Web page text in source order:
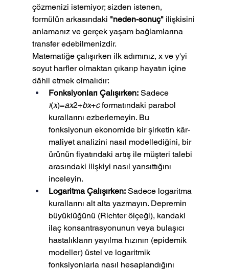
çözmenizi istemiyor; sizden istenen,
formülün arkasındaki "neden-sonuç" ilişkisini
anlamanız ve gerçek yaşam bağlamlarına
transfer edebilmenizdir.
Matematiğe çalışırken ilk adımınız, x ve y'yi
soyut harfler olmaktan çıkarıp hayatın içine
dâhil etmek olmalıdır:
Fonksiyonları Çalışırken: Sadece
f(x)=ax2+bx+c formatındaki parabol
kurallarını ezberlemeyin. Bu
fonksiyonun ekonomide bir şirketin kâr-
maliyet analizini nasıl modellediğini, bir
ürünün fiyatındaki artış ile müşteri talebi
arasındaki ilişkiyi nasıl yansıttığını
inceleyin.
Logaritma Çalışırken: Sadece logaritma
kurallarını alt alta yazmayın. Depremin
büyüklüğünü (Richter ölçeği), kandaki
ilaç konsantrasyonunun veya bulaşıcı
hastalıkların yayılma hızının (epidemik
modeller) üstel ve logaritmik
fonksiyonlarla nasıl hesaplandığını